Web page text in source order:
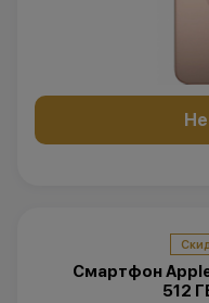
Смартфон Apple
512